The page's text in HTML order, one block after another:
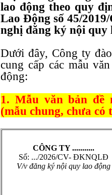
lao động theo quy
Lao Động số 45/
nghị đăng ký nội quy
Dưới đây, Công ty
cung cấp các mẫu
động:
1. Mẫu văn bản đề
(mẫu chung, chưa có
CÔNG TY ...........
Số: .../2026/CV- ĐKNQLĐ
V/v đăng ký nội quy lao động